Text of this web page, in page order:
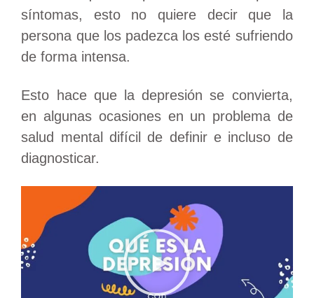
síntomas, esto no quiere decir que la
persona que los padezca los esté sufriendo
de forma intensa.
Esto hace que la depresión se convierta,
en algunas ocasiones en un problema de
salud mental difícil de definir e incluso de
diagnosticar.